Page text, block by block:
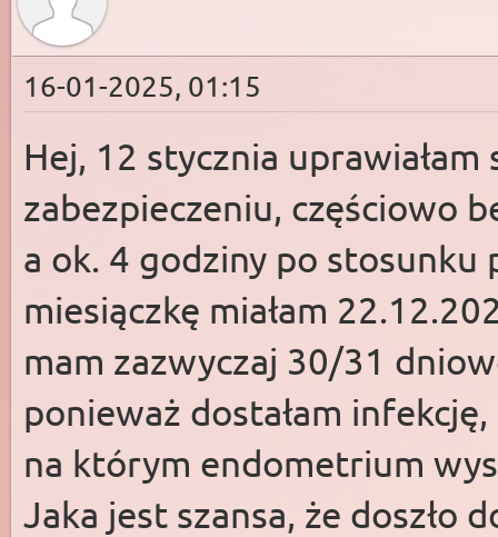
16-01-2025, 01:15
Hej, 12 stycznia uprawiałam
zabezpieczeniu, częściowo
a ok. 4 godziny po stosunku
miesiączkę miałam
mam zazwyczaj 30/31
ponieważ dostałam
na którym endometrium
Jaka jest szansa, że doszło